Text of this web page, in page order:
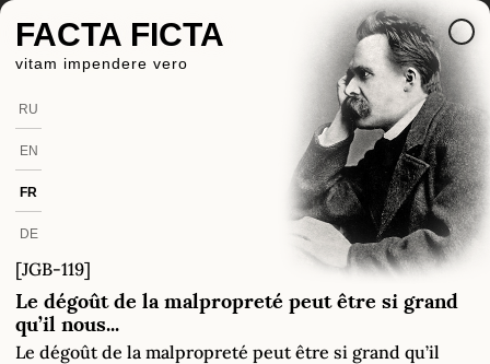
FACTA FICTA
vitam impendere vero
RU
EN
FR
DE
[JGB-119]
Le dégoût de la malpropreté peut être si grand
qu’il nous...
Le dégoût de la malpropreté peut être si grand qu’il